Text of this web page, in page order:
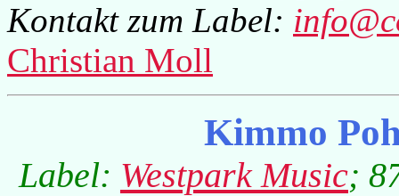
Kontakt zum Label:
Christian Moll
Kimmo
Label: Westpark Music;